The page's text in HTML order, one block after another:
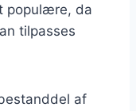
populære, da
tilpasses
af